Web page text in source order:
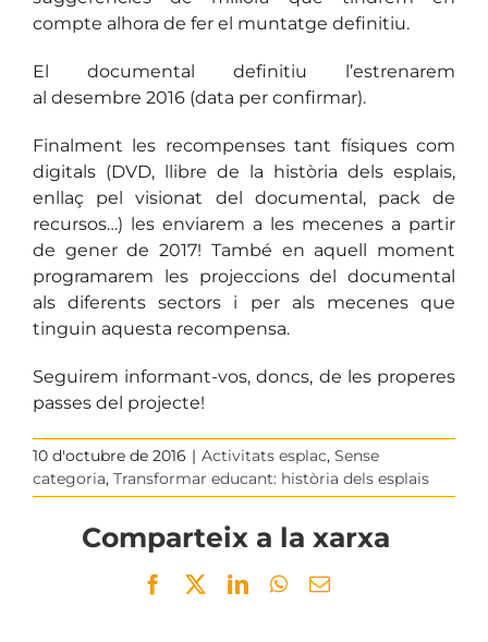
compte alhora de fer el muntatge definitiu.
El documental definitiu l’estrenarem
al desembre 2016 (data per confirmar).
Finalment les recompenses tant físiques com
digitals (DVD, llibre de la història dels esplais,
enllaç pel visionat del documental, pack de
recursos…) les enviarem a les mecenes a partir
de gener de 2017! També en aquell moment
programarem les projeccions del documental
als diferents sectors i per als mecenes que
tinguin aquesta recompensa.
Seguirem informant-vos, doncs, de les properes
passes del projecte!
10 d'octubre de 2016 | Activitats esplac, Sense
categoria, Transformar educant: història dels esplais
Comparteix a la xarxa
Facebook
TwitterLinkedInWhatsApp
Email